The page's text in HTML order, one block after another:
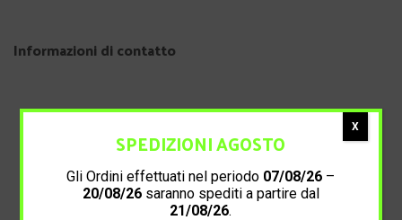
Informazioni di contatto
SPEDIZIONI AGOSTO
Gli Ordini effettuati nel periodo 07/08/26 –
20/08/26saranno spediti a partire dal
21/08/26.
X